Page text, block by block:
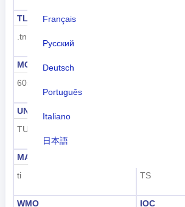
Français
Русский
Deutsch
Português
Italiano
日本語
TLD
.tn
MCC
605
UNDP
TUN
MARC
ti
TS
WMO
IOC